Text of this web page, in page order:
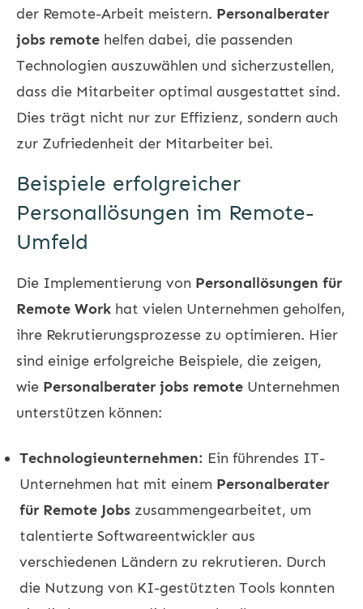
der Remote-Arbeit meistern. Personalberater
jobs remote helfen dabei, die passenden
Technologien auszuwählen und sicherzustellen,
dass die Mitarbeiter optimal ausgestattet sind.
Dies trägt nicht nur zur Effizienz, sondern auch
zur Zufriedenheit der Mitarbeiter bei.
Beispiele erfolgreicher
Personallösungen im Remote-
Umfeld
Die Implementierung von Personallösungen für
Remote Work hat vielen Unternehmen geholfen,
ihre Rekrutierungsprozesse zu optimieren. Hier
sind einige erfolgreiche Beispiele, die zeigen,
wie Personalberater jobs remote Unternehmen
unterstützen können:
Technologieunternehmen: Ein führendes IT-
Unternehmen hat mit einem Personalberater
für Remote Jobs zusammengearbeitet, um
talentierte Softwareentwickler aus
verschiedenen Ländern zu rekrutieren. Durch
die Nutzung von KI-gestützten Tools konnten